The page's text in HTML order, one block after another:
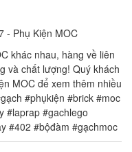
- Phụ Kiện MOC
khác nhau, hàng về liên
và chất lượng! Quý khách
MOC để xem thêm nhiều
#phụkiện #brick #moc
#laprap #gachlego
#402 #bộđàm #gạchmoc